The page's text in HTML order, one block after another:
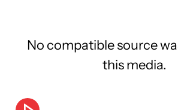
No compatible source
this media.